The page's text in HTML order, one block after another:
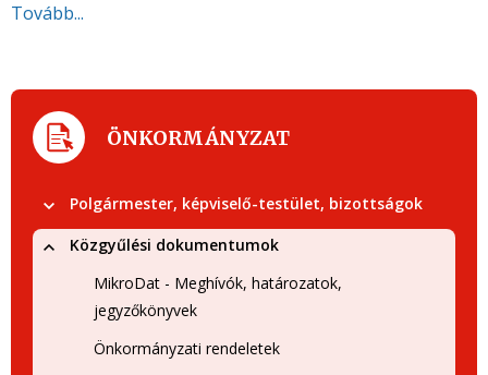
Tovább...
ÖNKORMÁNYZAT
Polgármester, képviselő-testület, bizottságok
Közgyűlési dokumentumok
MikroDat - Meghívók, határozatok,
jegyzőkönyvek
Önkormányzati rendeletek